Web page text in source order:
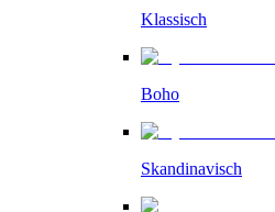
Klassisch
Boho
Skandinavisch